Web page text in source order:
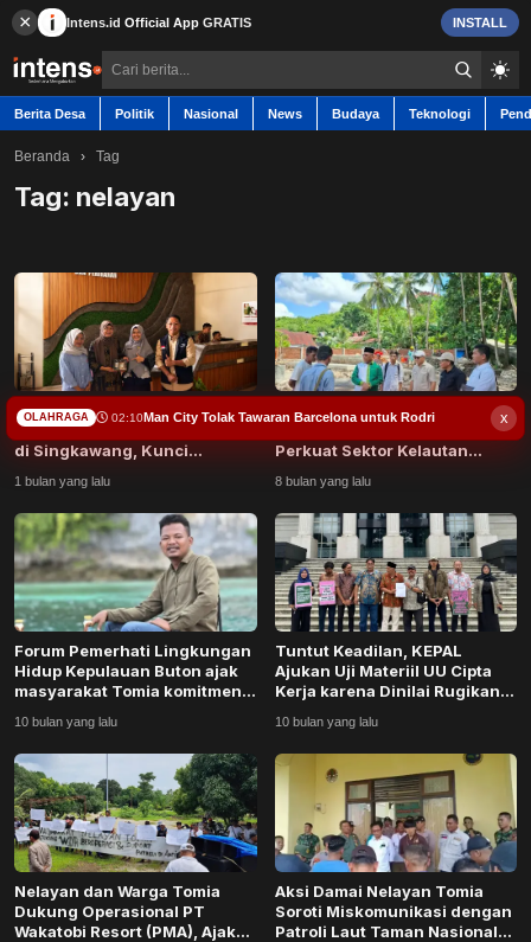
× Intens.id Official App GRATIS INSTALL
Berita Desa Politik Nasional News Budaya Teknologi
Contact
Politik
Nasional
News
Budaya
Teknologi
Pendidikan
Bursa
Hukum dan Kriminal
Kesehatan
Olahraga
Beranda › Tag
Tag: nelayan
Program Dosen Berkarya UB
Dorong Sinergi Blue Economy
di Singkawang, Kunci
1 bulan yang lalu
Kolaborasi Bangun Pesisir:
Pemerintah Pusat dan Daerah
Perkuat Sektor Kelautan
8 bulan yang lalu
Forum Pemerhati Lingkungan
Hidup Kepulauan Buton ajak
masyarakat Tomia komitmen
10 bulan yang lalu
Tuntut Keadilan, KEPAL
Ajukan Uji Materiil UU Cipta
Kerja karena Dinilai Rugikan
10 bulan yang lalu
Nelayan dan Warga Tomia
Dukung Operasional PT
Wakatobi Resort (PMA), Ajak
Aksi Damai Nelayan Tomia
Soroti Miskomunikasi dengan
Patroli Laut Taman Nasional
x
OLAHRAGA 02:10Man City Tolak Tawaran Barcelona untuk Rodri